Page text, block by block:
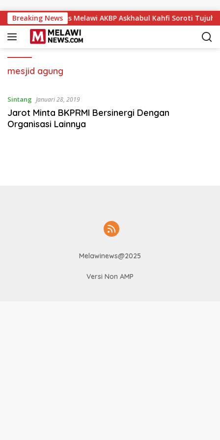
Breaking NewsKapolres Melawi AKBP Askhabul Kahfi Soroti Tujuh
mesjid agung
Sintang Januari 28, 2019
Jarot Minta BKPRMI Bersinergi Dengan
Organisasi Lainnya
Melawinews@2025
Versi Non AMP